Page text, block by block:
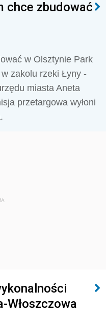
chce zbudować
w Olsztynie Park
zakolu rzeki Łyny -
miasta Aneta
przetargowa wyłoni
Włoszczowa